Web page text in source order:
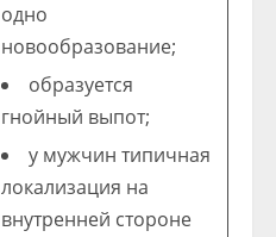
одно
новообразование;
образуется
гнойный выпот;
у мужчин типичная
локализация на
внутренней стороне